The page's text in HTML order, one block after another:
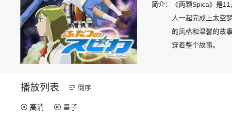
简介：
《两颗Spica》是
人一起完成上太空
的风格和温馨的故
穿着整个故事。
播放列表 倒序
高清 量子